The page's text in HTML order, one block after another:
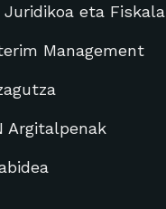
eta Fiskala
Management
Argitalpenak